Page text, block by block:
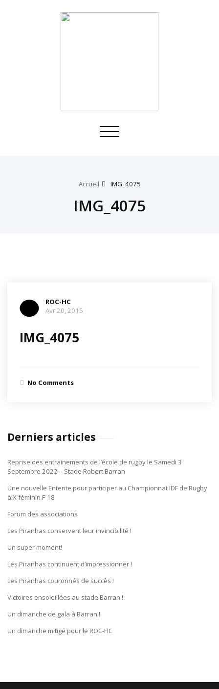
Toggle
Accueil IMG_4075
IMG_4075
ROC-HC
Avr 20, 2015
IMG_4075
No Comments
Derniers articles
Reprise des entrainements de l’école de rugby le Samedi 3
Septembre 2022 – Stade Robert Barran
Une nouvelle Entente pour participer au Championnat IDF de Rugby
à X féminin F-18
Forum des associations
Les Piranhas conservent leur invincibilité !
Un super moment!
Les Piranhas continuent d’impressionner !
Les Piranhas couronnés de succès !
Victoires ensoleillées au stade Barran !
Un dimanche de gala à Barran !
Un dimanche mitigé pour le ROC-HC